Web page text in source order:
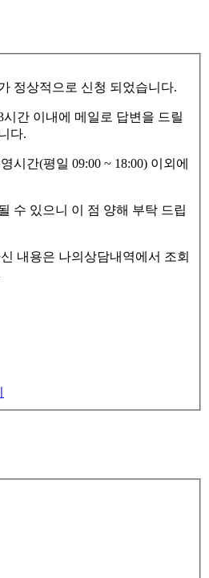
정상적으로 신청 되었습니다.
간 이내에 메일로 답변을 드릴
다.
시간(평일 09:00 ~ 18:00) 이외에
수 있으니 이 점 양해 부탁 드립
내용은 나의상담내역에서 조회